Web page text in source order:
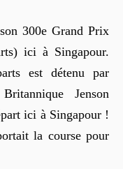
300e Grand Prix
ici à Singapour.
est détenu par
Jenson
ici à Singapour !
la course pour